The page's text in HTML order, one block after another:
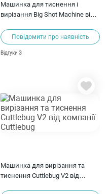
Машинка для тиснення і
вирізання Big Shot Machine від
Повідомити про наявність
Відгуки3
Машинка для вирізання та
тиснення Cuttlebug V2 від